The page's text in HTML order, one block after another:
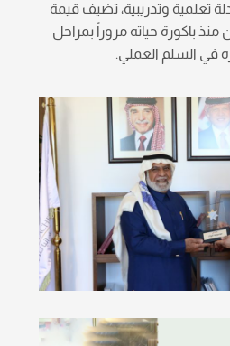
تعلمية وتدريبية، تضيف قيمة
باكورة حياته مروراً بمراحل
في السلم العملي.